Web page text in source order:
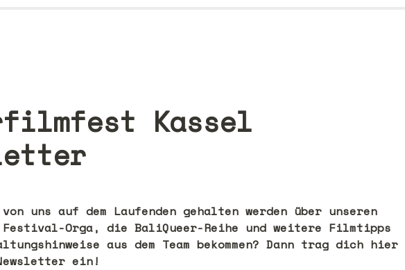
Kassel
uns auf dem Laufenden gehalten werden über unseren
Orga, die BaliQueer-Reihe und weitere Filmtipps
aus dem Team bekommen? Dann trag dich hier
ein!